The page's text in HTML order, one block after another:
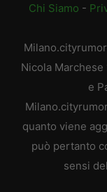
Chi Siamo -
Nicola Marchese
e
quanto viene
può pertanto
sensi